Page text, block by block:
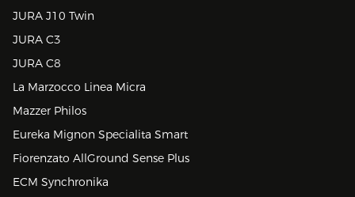
JURA J10 Twin
JURA C3
JURA C8
La Marzocco Linea Micra
Mazzer Philos
Eureka Mignon Specialita Smart
Fiorenzato AllGround Sense Plus
ECM Synchronika